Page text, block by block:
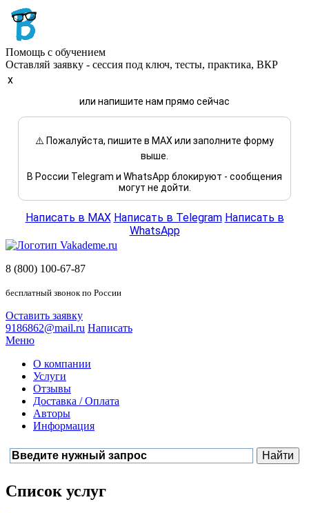
Помощь с обучением
Оставляй заявку - сессия под ключ, тесты, практика, ВКР
x
или напишите нам прямо сейчас
⚠️ Пожалуйста, пишите в MAX или заполните форму
выше.
В России Telegram и WhatsApp блокируют - сообщения
могут не дойти.
Написать в MAX Написать в Telegram Написать в
WhatsApp
8 (800) 100-67-87
бесплатный звонок по России
Оставить заявку
9186862@mail.ru Написать
Меню
О компании
Услуги
Отзывы
Доставка / Оплата
Авторы
Информация
Список услуг